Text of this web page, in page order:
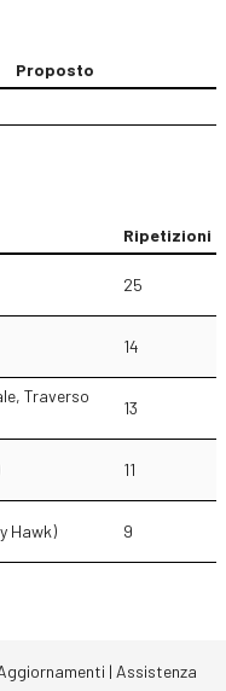
Proposto
Ripetizioni
25
14
Traverso
13
11
Hawk) 9
| Assistenza